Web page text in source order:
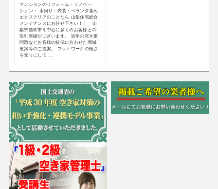
マンションのリフォーム・リノベー
ション・ 水回り・内装・ベランダ含め
エクステリアのことなら 山梨住宅総合
メンテナンスにお任せ下さい！！ 山
梨県笛吹市を中心に多くのお客様との
取引実績がございます。 近年の空き家
問題などお客様の状況に合わせた増減
改築等のご提案、 フットワークの軽さ
を売りにして ...